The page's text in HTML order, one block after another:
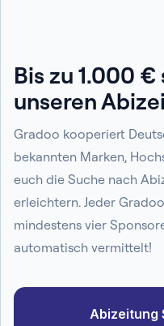
Bis zu 1.000
unseren
Gradoo kooperiert
bekannten Marken,
euch die Suche nach
erleichtern. Jeder
mindestens vier
automatisch vermittelt!
Abizeitung